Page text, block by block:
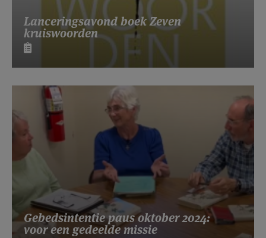
Lanceringsavond boek Zeven
kruiswoorden
Gebedsintentie paus oktober 2024:
voor een gedeelde missie